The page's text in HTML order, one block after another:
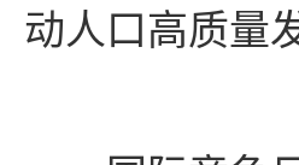
动人口高质量